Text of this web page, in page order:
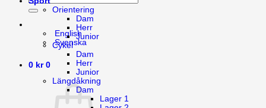
English
Svenska
0 kr 0
Orientering
Dam
Herr
Junior
Cykel
Dam
Herr
Junior
Längdåkning
Dam
Lager 1